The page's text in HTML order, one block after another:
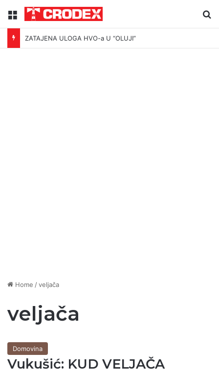
Menu
ZATAJENA ULOGA HVO-a U “OLUJI”
Home /veljača
veljača
Domovina
Vukušić: KUD VELJAČA